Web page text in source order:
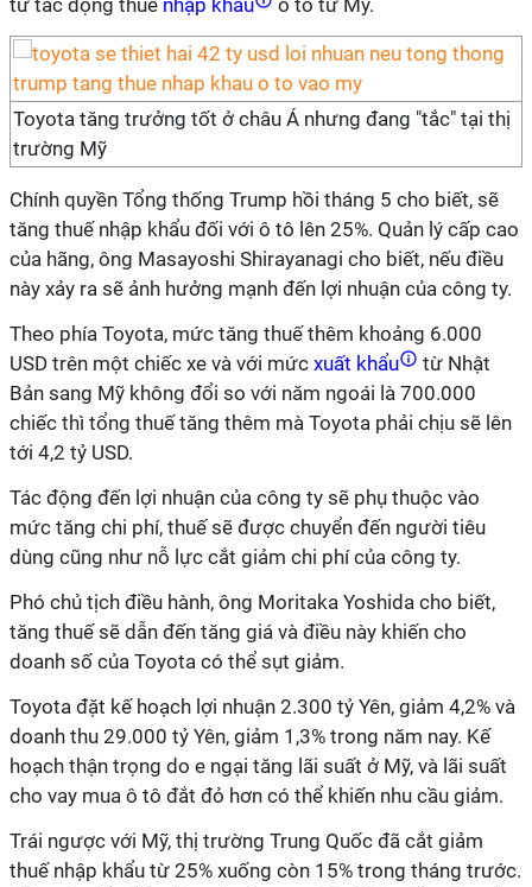
từ tác động thuếnhập khẩu ô tô từ Mỹ.
Toyota tăng trưởng tốt ở châu Á nhưng đang "tắc" tại thị
trường Mỹ
Chính quyền Tổng thống Trump hồi tháng 5 cho biết, sẽ
tăng thuế nhập khẩu đối với ô tô lên 25%. Quản lý cấp cao
của hãng, ông Masayoshi Shirayanagi cho biết, nếu điều
này xảy ra sẽ ảnh hưởng mạnh đến lợi nhuận của công ty.
Theo phía Toyota, mức tăng thuế thêm khoảng 6.000
USD trên một chiếc xe và với mức xuất khẩu
từ Nhật
Bản sang Mỹ không đổi so với năm ngoái là 700.000
chiếc thì tổng thuế tăng thêm mà Toyota phải chịu sẽ lên
tới 4,2 tỷ USD.
Tác động đến lợi nhuận của công ty sẽ phụ thuộc vào
mức tăng chi phí, thuế sẽ được chuyển đến người tiêu
dùng cũng như nỗ lực cắt giảm chi phí của công ty.
Phó chủ tịch điều hành, ông Moritaka Yoshida cho biết,
tăng thuế sẽ dẫn đến tăng giá và điều này khiến cho
doanh số của Toyota có thể sụt giảm.
Toyota đặt kế hoạch lợi nhuận 2.300 tỷ Yên, giảm 4,2% và
doanh thu 29.000 tỷ Yên, giảm 1,3% trong năm nay. Kế
hoạch thận trọng do e ngại tăng lãi suất ở Mỹ, và lãi suất
cho vay mua ô tô đắt đỏ hơn có thể khiến nhu cầu giảm.
Trái ngược với Mỹ, thị trường Trung Quốc đã cắt giảm
thuế nhập khẩu từ 25% xuống còn 15% trong tháng trước.